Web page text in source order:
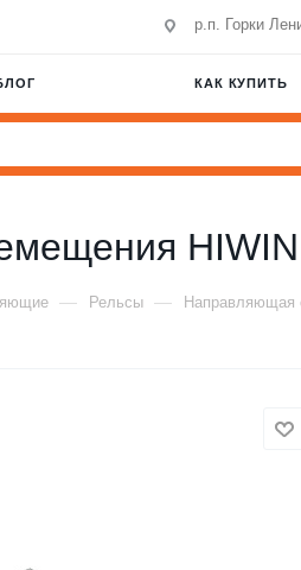
р.п. Горки
КАК КУПИТЬ
— Рельсы — Направляющая